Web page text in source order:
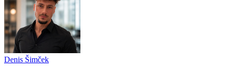
Denis Šimček